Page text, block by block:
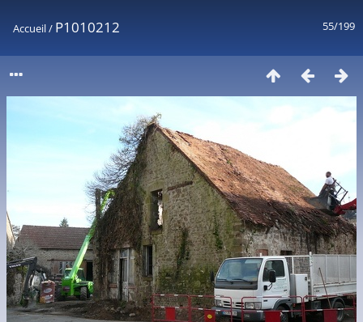
55/199
Accueil/ P1010212